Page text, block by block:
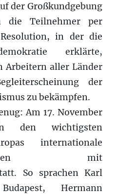
der Großkundgebung
die Teilnehmer per
in der die
erklärte,
Arbeitern aller Länder
der
zu bekämpfen.
Am 17. November
den wichtigsten
internationale
mit
So sprachen Karl
Hermann